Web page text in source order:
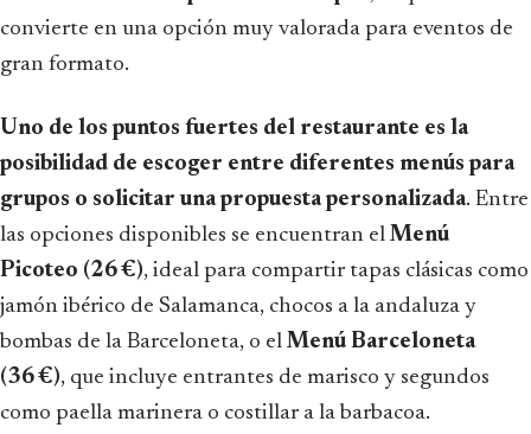
convierte en una opción muy valorada para eventos de
gran formato.
Uno de los puntos fuertes del restaurante es la
posibilidad de escoger entre diferentes menús para
grupos o solicitar una propuesta personalizada. Entre
las opciones disponibles se encuentran el Menú
Picoteo (26 €), ideal para compartir tapas clásicas como
jamón ibérico de Salamanca, chocos a la andaluza y
bombas de la Barceloneta, o el Menú Barceloneta
(36 €), que incluye entrantes de marisco y segundos
como paella marinera o costillar a la barbacoa.